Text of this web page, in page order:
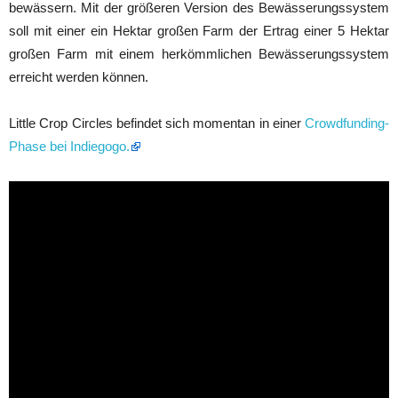
bewässern. Mit der größeren Version des Bewässerungssystem
soll mit einer ein Hektar großen Farm der Ertrag einer 5 Hektar
großen Farm mit einem herkömmlichen Bewässerungssystem
erreicht werden können.
Little Crop Circles befindet sich momentan in einer Crowdfunding-
Phase bei Indiegogo.